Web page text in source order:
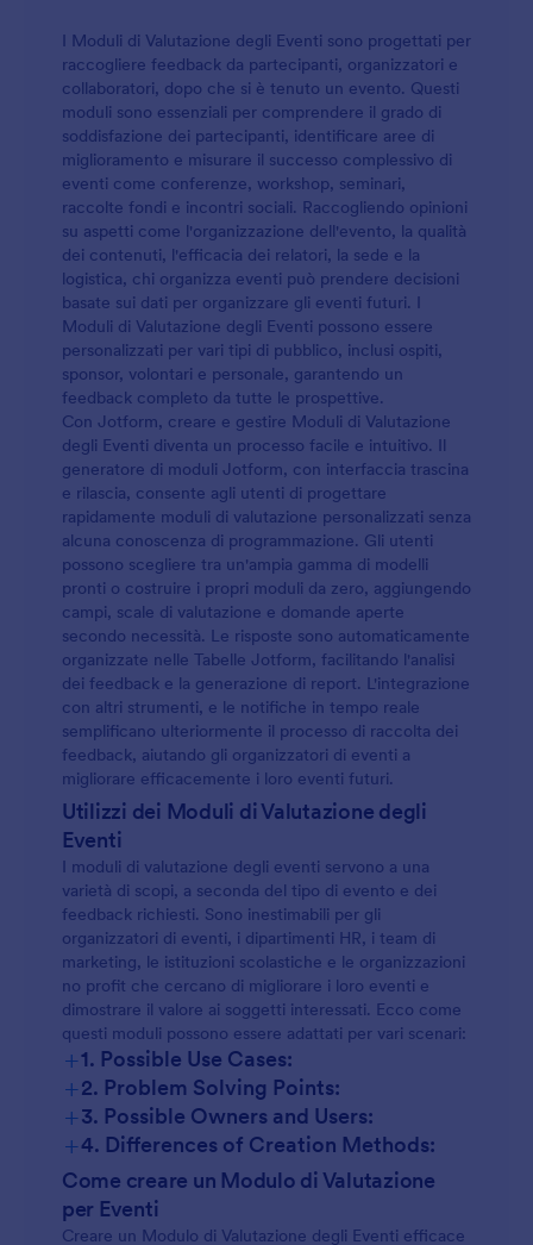
I Moduli di Valutazione degli Eventi sono progettati per
raccogliere feedback da partecipanti, organizzatori e
collaboratori, dopo che si è tenuto un evento. Questi
moduli sono essenziali per comprendere il grado di
soddisfazione dei partecipanti, identificare aree di
miglioramento e misurare il successo complessivo di
eventi come conferenze, workshop, seminari,
raccolte fondi e incontri sociali. Raccogliendo opinioni
su aspetti come l'organizzazione dell'evento, la qualità
dei contenuti, l'efficacia dei relatori, la sede e la
logistica, chi organizza eventi può prendere decisioni
basate sui dati per organizzare gli eventi futuri. I
Moduli di Valutazione degli Eventi possono essere
personalizzati per vari tipi di pubblico, inclusi ospiti,
sponsor, volontari e personale, garantendo un
feedback completo da tutte le prospettive.
Con Jotform, creare e gestire Moduli di Valutazione
degli Eventi diventa un processo facile e intuitivo. Il
generatore di moduli Jotform, con interfaccia trascina
e rilascia, consente agli utenti di progettare
rapidamente moduli di valutazione personalizzati senza
alcuna conoscenza di programmazione. Gli utenti
possono scegliere tra un'ampia gamma di modelli
pronti o costruire i propri moduli da zero, aggiungendo
campi, scale di valutazione e domande aperte
secondo necessità. Le risposte sono automaticamente
organizzate nelle Tabelle Jotform, facilitando l'analisi
dei feedback e la generazione di report. L'integrazione
con altri strumenti, e le notifiche in tempo reale
semplificano ulteriormente il processo di raccolta dei
feedback, aiutando gli organizzatori di eventi a
migliorare efficacemente i loro eventi futuri.
Utilizzi dei Moduli di Valutazione degli
Eventi
I moduli di valutazione degli eventi servono a una
varietà di scopi, a seconda del tipo di evento e dei
feedback richiesti. Sono inestimabili per gli
organizzatori di eventi, i dipartimenti HR, i team di
marketing, le istituzioni scolastiche e le organizzazioni
no profit che cercano di migliorare i loro eventi e
dimostrare il valore ai soggetti interessati. Ecco come
questi moduli possono essere adattati per vari scenari:
+1. Possible Use Cases:
+2. Problem Solving Points:
+3. Possible Owners and Users:
+4. Differences of Creation Methods:
Come creare un Modulo di Valutazione
per Eventi
Creare un Modulo di Valutazione degli Eventi efficace